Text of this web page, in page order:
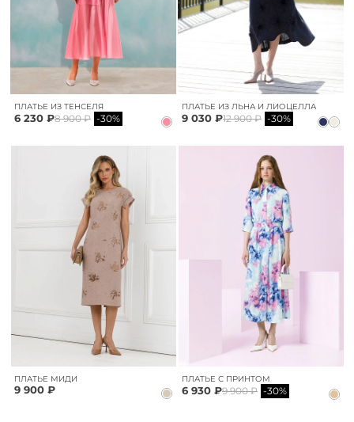
ПЛАТЬЕ ИЗ ТЕНСЕЛЯ
6 230 ₽8 900 ₽ -30%
ПЛАТЬЕ ИЗ ЛЬНА И ЛИОЦЕЛЛА
9 030 ₽12 900 ₽ -30%
ПЛАТЬЕ МИДИ
9 900 ₽
ПЛАТЬЕ С ПРИНТОМ
6 930 ₽9 900 ₽ -30%